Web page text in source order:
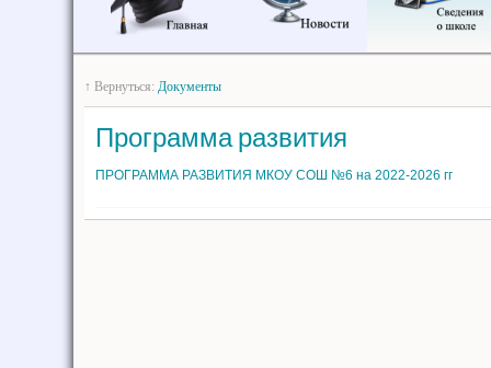
↑ Вернуться: Документы
Программа развития
ПРОГРАММА РАЗВИТИЯ МКОУ СОШ №6 на 2022-2026 гг